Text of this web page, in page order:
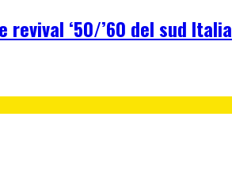
revival ‘50/’60 del sud Italia